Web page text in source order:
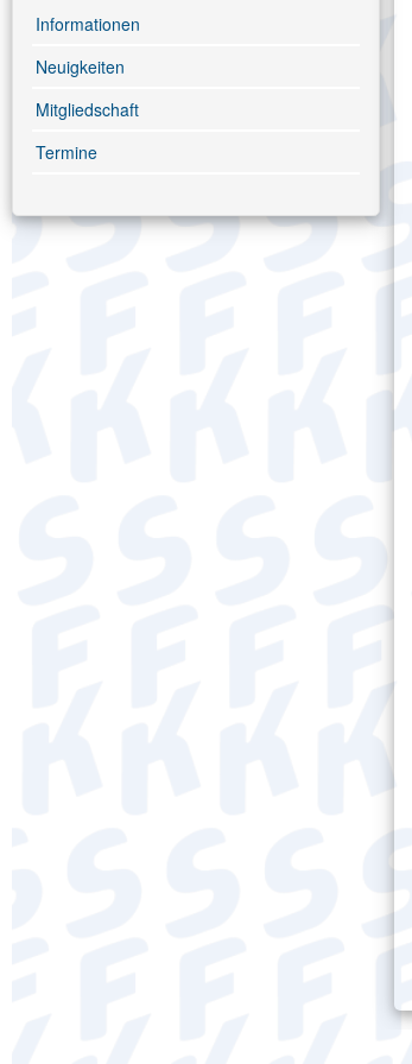
Informationen
Neuigkeiten
Mitgliedschaft
Termine